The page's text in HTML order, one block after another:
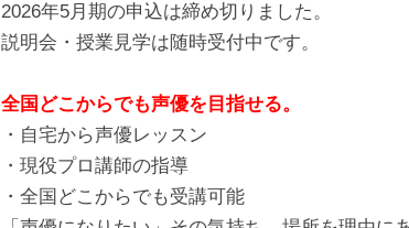
2026年5月期の申込は締め切りました。
説明会・授業見学は随時受付中です。
全国どこからでも声優を目指せる。
・自宅から声優レッスン
・現役プロ講師の指導
・全国どこからでも受講可能